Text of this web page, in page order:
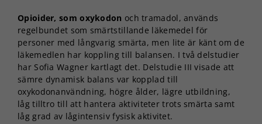
Opioider, som oxykodon och tramadol, används
regelbundet som smärtstillande läkemedel för
personer med långvarig smärta, men lite är känt om de
läkemedlen har koppling till balansen. I två delstudier
har Sofia Wagner kartlagt det. Delstudie III visade att
sämre dynamisk balans var kopplad till
oxykodonanvändning, högre ålder, lägre utbildning,
låg tilltro till att hantera aktiviteter trots smärta samt
låg grad av lågintensiv fysisk aktivitet.